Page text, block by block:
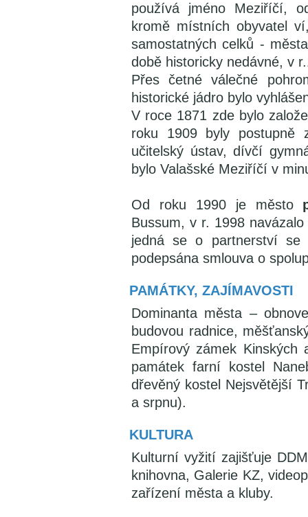
používá jméno Meziříčí,
kromě místních obyvatel
samostatných celků -
době historicky nedávné, v
Přes četné válečné
historické jádro bylo
V roce 1871 zde bylo
roku 1909 byly postupně
učitelský ústav, dívčí
bylo Valašské Meziříčí v
Od roku 1990 je město
Bussum, v r. 1998
jedná se o partnerství se
podepsána smlouva o
PAMÁTKY, ZAJÍMAVOSTI
Dominanta města –
budovou radnice,
Empírový zámek Kinských
památek farní kostel
dřevěný kostel Nejsvětější
a srpnu).
KULTURA
Kulturní vyžití zajišťuje
knihovna, Galerie KZ,
zařízení města a kluby.